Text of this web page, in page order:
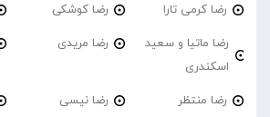
رضا کرمی تارا رضا کوشکی
رضا ماتیا و سعید
اسکندری
رضا مریدی
رضا منتظر رضا نیسی